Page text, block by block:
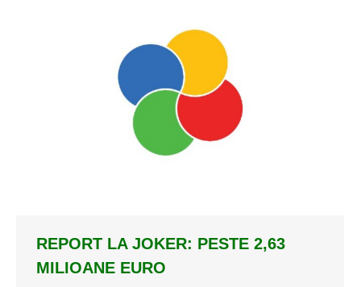
REPORT LA JOKER: PESTE 2,63
MILIOANE EURO